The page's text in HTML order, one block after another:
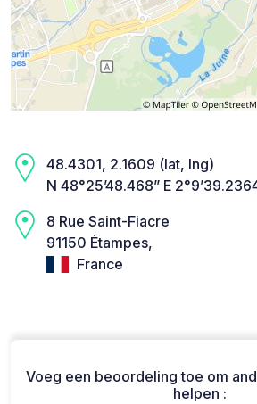
48.4301, 2.1609 (lat, lng)
N 48°25’48.468” E
8 Rue Saint-Fiacre
91150 Étampes,
France
Voeg een beoordeling toe om
helpen :